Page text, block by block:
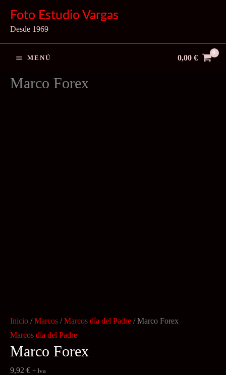
contenido
Foto Estudio Vargas
Desde 1969
MENÚ 0,00 €
Marco Forex
Inicio /Marcos /Marcos día del Padre / Marco Forex
Marcos día del Padre
Marco Forex
9,92 € + Iva